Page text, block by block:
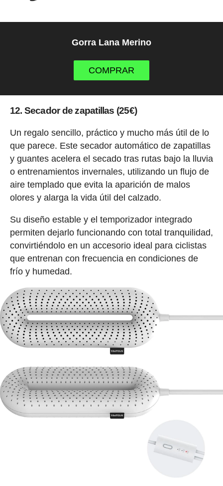
Gorra Lana Merino
COMPRAR
12. Secador de zapatillas (25€)
Un regalo sencillo, práctico y mucho más útil de lo
que parece. Este secador automático de zapatillas
y guantes acelera el secado tras rutas bajo la lluvia
o entrenamientos invernales, utilizando un flujo de
aire templado que evita la aparición de malos
olores y alarga la vida útil del calzado.
Su diseño estable y el temporizador integrado
permiten dejarlo funcionando con total tranquilidad,
convirtiéndolo en un accesorio ideal para ciclistas
que entrenan con frecuencia en condiciones de
frío y humedad.